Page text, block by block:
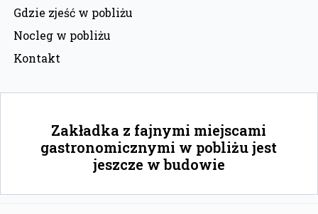
Gdzie zjeść w pobliżu
Nocleg w pobliżu
Kontakt
Zakładka z fajnymi miejscami
gastronomicznymi w pobliżu jest
jeszcze w budowie